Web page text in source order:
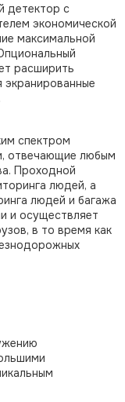
детектор с
экономической
максимальной
расширить
спектром
отвечающие любым
Проходной
людей, а
людей и багажа
и осуществляет
в то время как